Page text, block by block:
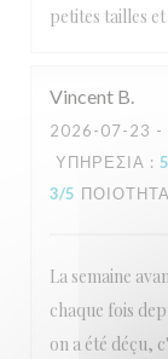
petites tailles
Vincent B
2026-07-23 -
ΥΠΗΡΕΣΊΑ : 5
3/5
La semaine
chaque fois
on a été déçu,